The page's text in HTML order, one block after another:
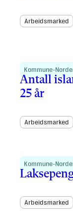
Arbeidsmarked
Kommune-
Antall
25 år
Arbeidsmarked
Kommune-
Arbeidsmarked